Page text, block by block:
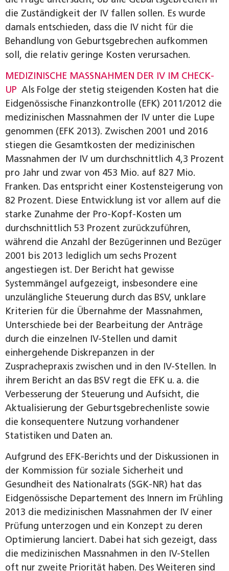
die Zuständigkeit der IV fallen sollen. Es wurde
damals entschieden, dass die IV nicht für die
Behandlung von Geburtsgebrechen aufkommen
soll, die relativ geringe Kosten verursachen.
MEDIZINISCHE MASSNAHMEN DER IV IM CHECK-
UP Als Folge der stetig steigenden Kosten hat die
Eidgenössische Finanzkontrolle (EFK) 2011/2012 die
medizinischen Massnahmen der IV unter die Lupe
genommen (EFK 2013). Zwischen 2001 und 2016
stiegen die Gesamtkosten der medizinischen
Massnahmen der IV um durchschnittlich 4,3 Prozent
pro Jahr und zwar von 453 Mio. auf 827 Mio.
Franken. Das entspricht einer Kostensteigerung von
82 Prozent. Diese Entwicklung ist vor allem auf die
starke Zunahme der Pro-Kopf-Kosten um
durchschnittlich 53 Prozent zurückzuführen,
während die Anzahl der Bezügerinnen und Bezüger
2001 bis 2013 lediglich um sechs Prozent
angestiegen ist. Der Bericht hat gewisse
Systemmängel aufgezeigt, insbesondere eine
unzulängliche Steuerung durch das BSV, unklare
Kriterien für die Übernahme der Massnahmen,
Unterschiede bei der Bearbeitung der Anträge
durch die einzelnen IV-Stellen und damit
einhergehende Diskrepanzen in der
Zusprachepraxis zwischen und in den IV-Stellen. In
ihrem Bericht an das BSV regt die EFK u. a. die
Verbesserung der Steuerung und Aufsicht, die
Aktualisierung der Geburtsgebrechenliste sowie
die konsequentere Nutzung vorhandener
Statistiken und Daten an.
Aufgrund des EFK-Berichts und der Diskussionen in
der Kommission für soziale Sicherheit und
Gesundheit des Nationalrats (SGK-NR) hat das
Eidgenössische Departement des Innern im Frühling
2013 die medizinischen Massnahmen der IV einer
Prüfung unterzogen und ein Konzept zu deren
Optimierung lanciert. Dabei hat sich gezeigt, dass
die medizinischen Massnahmen in den IV-Stellen
oft nur zweite Priorität haben. Des Weiteren sind